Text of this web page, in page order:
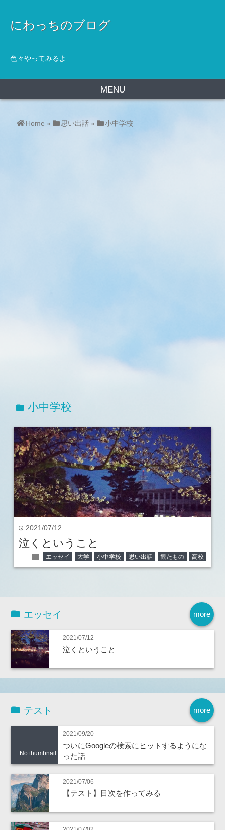
にわっちのブログ
色々やってみるよ
MENU
Home » 思い出話 » 小中学校
folder 小中学校
time 2021/07/12
泣くということ
folder エッセイ 大学 小中学校 思い出話 観たもの 高校
more
エッセイ
2021/07/12
泣くということ
more
テスト
No thumbnail
2021/09/20
ついにGoogleの検索にヒットするようにな
った話
2021/07/06
【テスト】目次を作ってみる